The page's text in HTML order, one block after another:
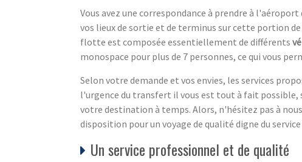
Vous avez une correspondance à prendre à
vos lieux de sortie et de terminus sur cette portion
flotte est composée essentiellement de différents
monospace pour plus de 7 personnes, ce qui vous
Selon votre demande et vos envies, les services
l'urgence du transfert il vous est tout à fait possible,
votre destination à temps. Alors, n'hésitez pas à
disposition pour un voyage de qualité digne du
Un service professionnel et de qualité